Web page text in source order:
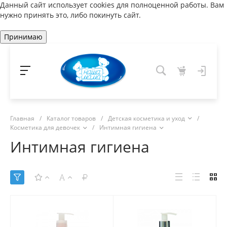
Данный сайт использует cookies для полноценной работы. Вам
нужно принять это, либо покинуть сайт.
Принимаю
Главная / Каталог товаров / Детская косметика и уход
/
Косметика для девочек
/ Интимная гигиена
Интимная гигиена